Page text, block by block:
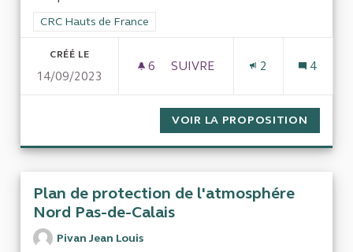
Filtrer les résultats de la catégorie : CRC Hauts de France
CRC Hauts de France
CRÉÉ LE
14/09/2023
6 6 ABONNÉS
SUIVRE
2 4
VOIR LA PROPOSITION
Plan de protection de l'atmosphére
Nord Pas-de-Calais
Pivan Jean Louis